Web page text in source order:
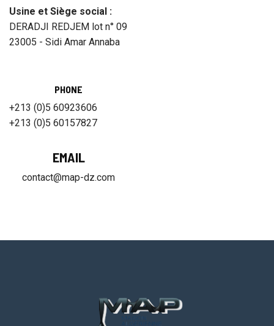
Usine et Siège social :
DERADJI REDJEM lot n° 09
23005 - Sidi Amar Annaba
PHONE
+213 (0)5 60923606
+213 (0)5 60157827
EMAIL
contact@map-dz.com